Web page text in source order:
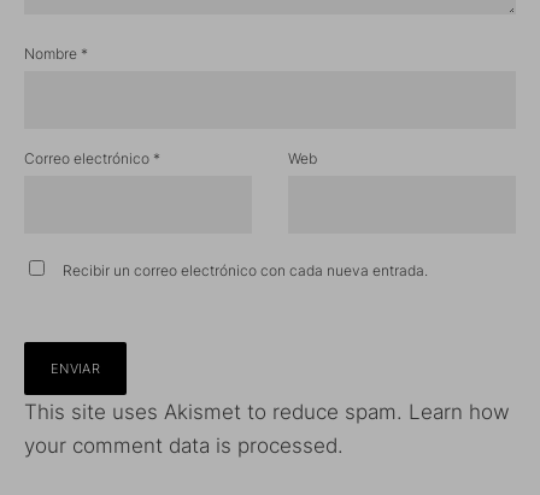
Nombre *
Correo electrónico * Web
Recibir un correo electrónico con cada nueva entrada.
This site uses Akismet to reduce spam. Learn how
your comment data is processed.